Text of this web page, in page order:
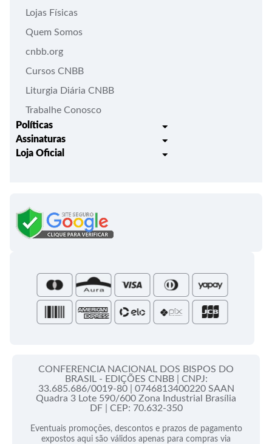
Lojas Físicas
Quem Somos
cnbb.org
Cursos CNBB
Liturgia Diária CNBB
Trabalhe Conosco
Políticas
Trocas e Devoluções
Assinaturas
Liturgia Igreja em Oração
Roteiros Homiléticos
Folhetos e Partituras
Loja Oficial
Bíblias - Tradução Oficial
Campanha da Fraternidade
CONFERENCIA NACIONAL DOS BISPOS DO
BRASIL - EDIÇÕES CNBB | CNPJ:
33.685.686/0019-80 | 0746813400220 SAAN
Quadra 3 Lote 590/600 Zona Industrial Brasília
DF | CEP: 70.632-350
Eventuais promoções, descontos e prazos de pagamento
expostos aqui são válidos apenas para compras via